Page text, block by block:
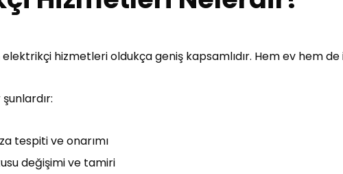
hizmetleri oldukça geniş kapsamlıdır. Hem ev hem
tespiti ve onarımı
değişimi ve tamiri